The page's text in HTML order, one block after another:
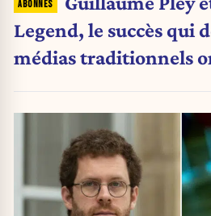
Legend, le succès qui
médias traditionnels